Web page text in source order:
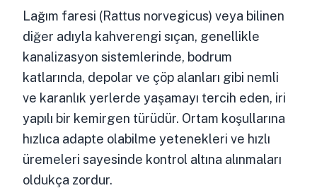
Lağım faresi (Rattus norvegicus) veya bilinen
diğer adıyla kahverengi sıçan, genellikle
kanalizasyon sistemlerinde, bodrum
katlarında, depolar ve çöp alanları gibi nemli
ve karanlık yerlerde yaşamayı tercih eden, iri
yapılı bir kemirgen türüdür. Ortam koşullarına
hızlıca adapte olabilme yetenekleri ve hızlı
üremeleri sayesinde kontrol altına alınmaları
oldukça zordur.